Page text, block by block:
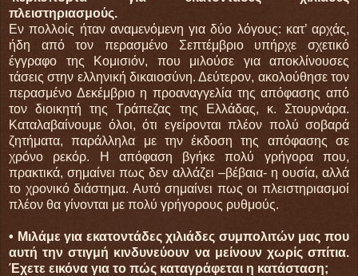
πλειστηριασμούς.
Εν πολλοίς ήταν αναμενόμενη για δύο λόγους: κατ’ αρχάς,
ήδη από τον περασμένο Σεπτέμβριο υπήρχε σχετικό
έγγραφο της Κομισιόν, που μιλούσε για αποκλίνουσες
τάσεις στην ελληνική δικαιοσύνη. Δεύτερον, ακολούθησε τον
περασμένο Δεκέμβριο η προαναγγελία της απόφασης από
τον διοικητή της Τράπεζας της Ελλάδας, κ. Στουρνάρα.
Καταλαβαίνουμε όλοι, ότι εγείρονται πλέον πολύ σοβαρά
ζητήματα, παράλληλα με την έκδοση της απόφασης σε
χρόνο ρεκόρ. Η απόφαση βγήκε πολύ γρήγορα που,
πρακτικά, σημαίνει πως δεν αλλάζει –βέβαια- η ουσία, αλλά
το χρονικό διάστημα. Αυτό σημαίνει πως οι πλειστηριασμοί
πλέον θα γίνονται με πολύ γρήγορους ρυθμούς.
• Μιλάμε για εκατοντάδες χιλιάδες συμπολιτών μας που
αυτή την στιγμή κινδυνεύουν να μείνουν χωρίς σπίτια.
Έχετε εικόνα για το πώς καταγράφεται η κατάσταση;